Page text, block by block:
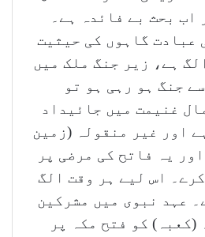
اب بحث بے فائدہ ہے۔
عبادت گاہوں کی حیثیت
الگ ہے، زیر جنگ ملک میں
جنگ ہو رہی ہو تو
غنیمت میں جائیداد
اور غیر منقولہ (زمین
یہ فاتح کی مرضی پر
اس لیے ہر وقت الگ
عہد نبوی میں مشرکین
(کعبہ) کو فتح مکہ پر